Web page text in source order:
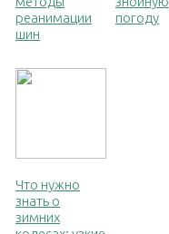
реанимации
шин
погоду
Что нужно
знать о
зимних